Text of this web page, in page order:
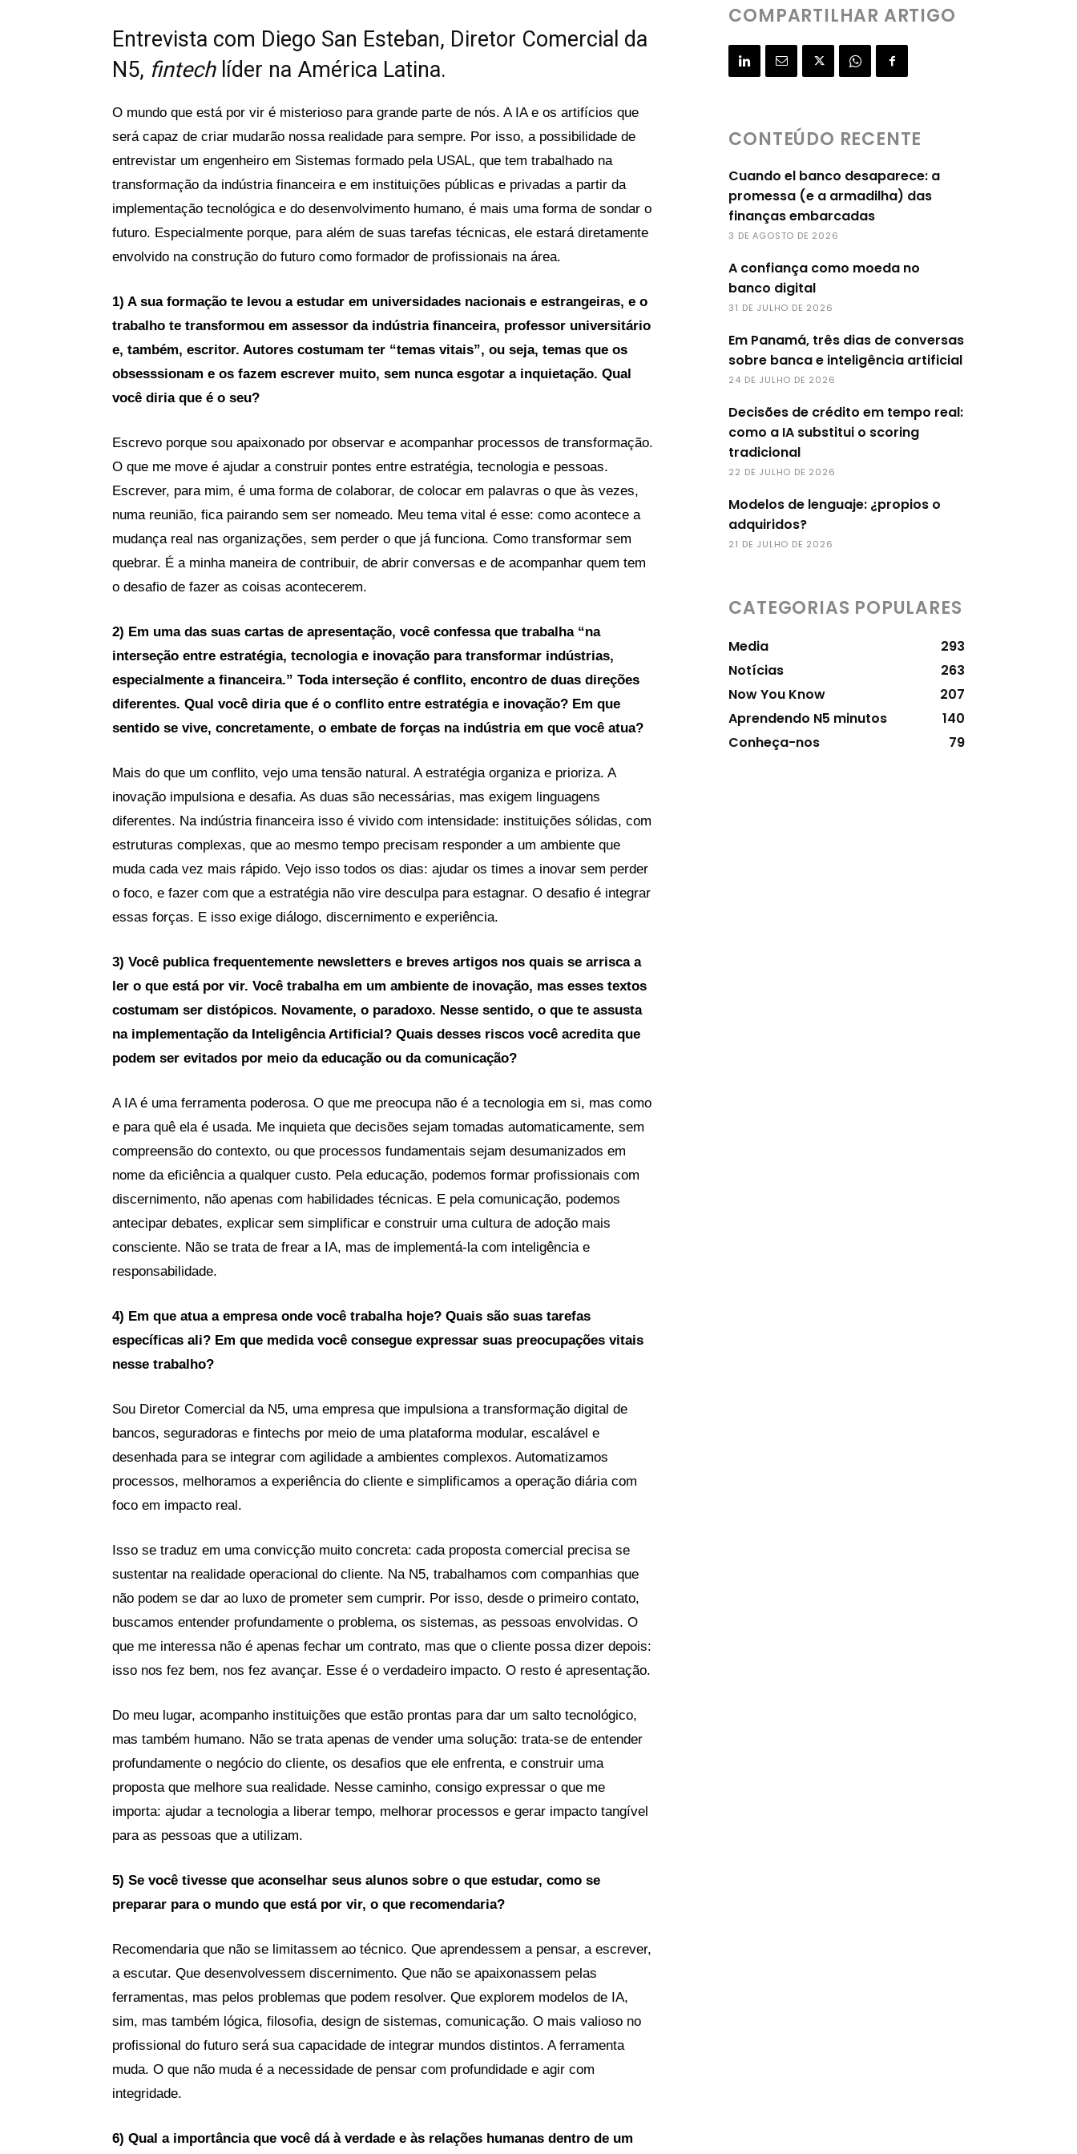
Entrevista com Diego San Esteban, Diretor Comercial da
N5, fintechlíder na América Latina.
O mundo que está por vir é misterioso para grande parte de nós. A IA e os artifícios que
será capaz de criar mudarão nossa realidade para sempre. Por isso, a possibilidade de
entrevistar um engenheiro em Sistemas formado pela USAL, que tem trabalhado na
transformação da indústria financeira e em instituições públicas e privadas a partir da
implementação tecnológica e do desenvolvimento humano, é mais uma forma de sondar o
futuro. Especialmente porque, para além de suas tarefas técnicas, ele estará diretamente
envolvido na construção do futuro como formador de profissionais na área.
1) A sua formação te levou a estudar em universidades nacionais e estrangeiras, e o
trabalho te transformou em assessor da indústria financeira, professor universitário
e, também, escritor. Autores costumam ter “temas vitais”, ou seja, temas que os
obsesssionam e os fazem escrever muito, sem nunca esgotar a inquietação. Qual
você diria que é o seu?
Escrevo porque sou apaixonado por observar e acompanhar processos de transformação.
O que me move é ajudar a construir pontes entre estratégia, tecnologia e pessoas.
Escrever, para mim, é uma forma de colaborar, de colocar em palavras o que às vezes,
numa reunião, fica pairando sem ser nomeado. Meu tema vital é esse: como acontece a
mudança real nas organizações, sem perder o que já funciona. Como transformar sem
quebrar. É a minha maneira de contribuir, de abrir conversas e de acompanhar quem tem
o desafio de fazer as coisas acontecerem.
2) Em uma das suas cartas de apresentação, você confessa que trabalha “na
interseção entre estratégia, tecnologia e inovação para transformar indústrias,
especialmente a financeira.” Toda interseção é conflito, encontro de duas direções
diferentes. Qual você diria que é o conflito entre estratégia e inovação? Em que
sentido se vive, concretamente, o embate de forças na indústria em que você atua?
Mais do que um conflito, vejo uma tensão natural. A estratégia organiza e prioriza. A
inovação impulsiona e desafia. As duas são necessárias, mas exigem linguagens
diferentes. Na indústria financeira isso é vivido com intensidade: instituições sólidas, com
estruturas complexas, que ao mesmo tempo precisam responder a um ambiente que
muda cada vez mais rápido. Vejo isso todos os dias: ajudar os times a inovar sem perder
o foco, e fazer com que a estratégia não vire desculpa para estagnar. O desafio é integrar
essas forças. E isso exige diálogo, discernimento e experiência.
3) Você publica frequentemente newsletters e breves artigos nos quais se arrisca a
ler o que está por vir. Você trabalha em um ambiente de inovação, mas esses textos
costumam ser distópicos. Novamente, o paradoxo. Nesse sentido, o que te assusta
na implementação da Inteligência Artificial? Quais desses riscos você acredita que
podem ser evitados por meio da educação ou da comunicação?
A IA é uma ferramenta poderosa. O que me preocupa não é a tecnologia em si, mas como
e para quê ela é usada. Me inquieta que decisões sejam tomadas automaticamente, sem
compreensão do contexto, ou que processos fundamentais sejam desumanizados em
nome da eficiência a qualquer custo. Pela educação, podemos formar profissionais com
discernimento, não apenas com habilidades técnicas. E pela comunicação, podemos
antecipar debates, explicar sem simplificar e construir uma cultura de adoção mais
consciente. Não se trata de frear a IA, mas de implementá-la com inteligência e
responsabilidade.
4) Em que atua a empresa onde você trabalha hoje? Quais são suas tarefas
específicas ali? Em que medida você consegue expressar suas preocupações vitais
nesse trabalho?
Sou Diretor Comercial da N5, uma empresa que impulsiona a transformação digital de
bancos, seguradoras e fintechs por meio de uma plataforma modular, escalável e
desenhada para se integrar com agilidade a ambientes complexos. Automatizamos
processos, melhoramos a experiência do cliente e simplificamos a operação diária com
foco em impacto real.
Isso se traduz em uma convicção muito concreta: cada proposta comercial precisa se
sustentar na realidade operacional do cliente. Na N5, trabalhamos com companhias que
não podem se dar ao luxo de prometer sem cumprir. Por isso, desde o primeiro contato,
buscamos entender profundamente o problema, os sistemas, as pessoas envolvidas. O
que me interessa não é apenas fechar um contrato, mas que o cliente possa dizer depois:
isso nos fez bem, nos fez avançar. Esse é o verdadeiro impacto. O resto é apresentação.
Do meu lugar, acompanho instituições que estão prontas para dar um salto tecnológico,
mas também humano. Não se trata apenas de vender uma solução: trata-se de entender
profundamente o negócio do cliente, os desafios que ele enfrenta, e construir uma
proposta que melhore sua realidade. Nesse caminho, consigo expressar o que me
importa: ajudar a tecnologia a liberar tempo, melhorar processos e gerar impacto tangível
para as pessoas que a utilizam.
5) Se você tivesse que aconselhar seus alunos sobre o que estudar, como se
preparar para o mundo que está por vir, o que recomendaria?
Recomendaria que não se limitassem ao técnico. Que aprendessem a pensar, a escrever,
a escutar. Que desenvolvessem discernimento. Que não se apaixonassem pelas
ferramentas, mas pelos problemas que podem resolver. Que explorem modelos de IA,
sim, mas também lógica, filosofia, design de sistemas, comunicação. O mais valioso no
profissional do futuro será sua capacidade de integrar mundos distintos. A ferramenta
muda. O que não muda é a necessidade de pensar com profundidade e agir com
integridade.
6) Qual a importância que você dá à verdade e às relações humanas dentro de um
COMPARTILHAR ARTIGO
CONTEÚDO RECENTE
Cuando el banco desaparece: a
promessa (e a armadilha) das
finanças embarcadas
3 DE AGOSTO DE 2026
A confiança como moeda no
banco digital
31 DE JULHO DE 2026
Em Panamá, três dias de conversas
sobre banca e inteligência artificial
24 DE JULHO DE 2026
Decisões de crédito em tempo real:
como a IA substitui o scoring
tradicional
22 DE JULHO DE 2026
Modelos de lenguaje: ¿propios o
adquiridos?
21 DE JULHO DE 2026
CATEGORIAS POPULARES
Media
293
Notícias
263
Now You Know
207
Aprendendo N5 minutos
140
Conheça-nos
79